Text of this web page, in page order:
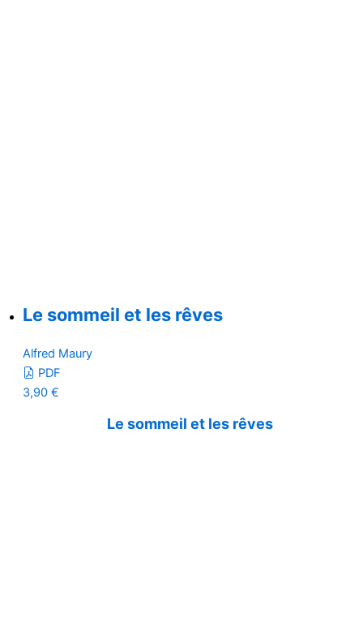
Le sommeil et les rêves
Alfred Maury
PDF
3,90 €
Le sommeil et les rêves